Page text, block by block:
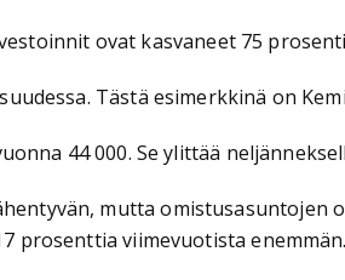
ovat kasvaneet 75
Tästä esimerkkinä on
44 000. Se ylittää
mutta omistusasuntojen
prosenttia viimevuotista enemmän.